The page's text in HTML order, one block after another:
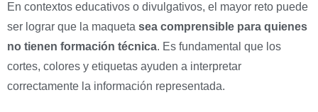
En contextos educativos o divulgativos, el mayor reto puede
ser lograr que la maqueta sea comprensible para quienes
no tienen formación técnica. Es fundamental que los
cortes, colores y etiquetas ayuden a interpretar
correctamente la información representada.